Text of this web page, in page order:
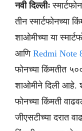
नवी दिल्लीः
तीन स्मार्टफोनच्या
शाओमीच्या या
आणि Redmi Note
फोनच्या किंमतीत
शाओमीने दिली आहे.
फोनच्या किंमती
जीएसटीच्या दरात